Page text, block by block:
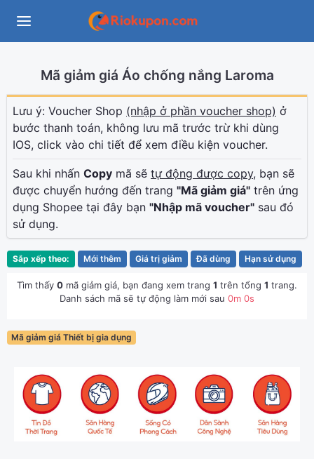
Mã giảm giá Áo chống nắng Laroma
Lưu ý: Voucher Shop (nhập ở phần voucher shop) ở
bước thanh toán, không lưu mã trước trừ khi dùng
IOS, click vào chi tiết để xem điều kiện voucher.
Sau khi nhấn Copy mã sẽ tự động được copy, bạn sẽ
được chuyển hướng đến trang "Mã giảm giá" trên ứng
dụng Shopee tại đây bạn "Nhập mã voucher" sau đó
sử dụng.
Sắp xếp theo: Mới thêm Giá trị giảm Đã dùng Hạn sử dụng
Tìm thấy 0 mã giảm giá, bạn đang xem trang 1 trên tổng 1 trang.
Danh sách mã sẽ tự động làm mới sau 0m 0s
Mã giảm giá Thiết bị gia dụng